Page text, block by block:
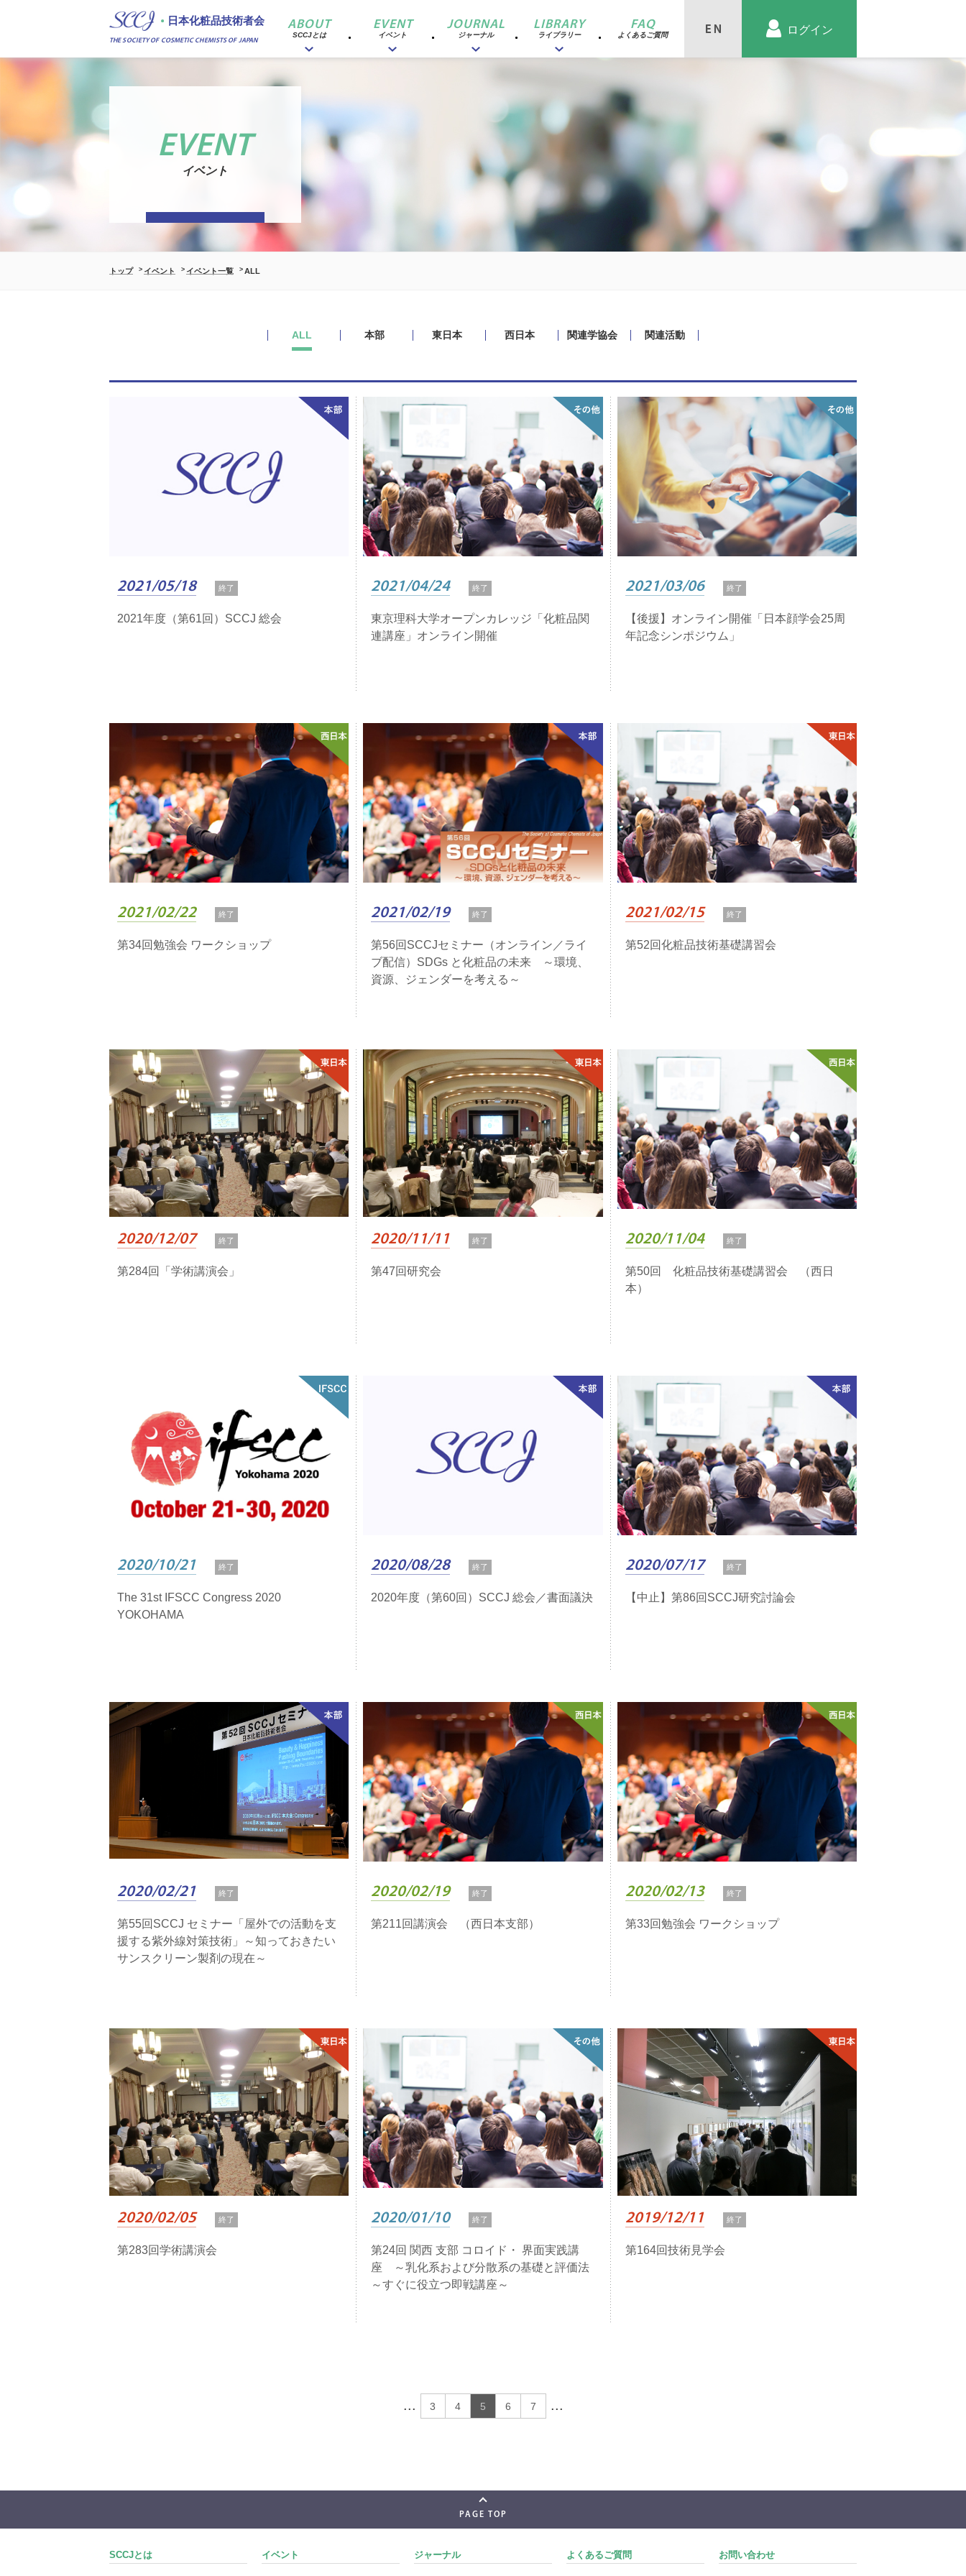
日本化粧品技術者会
THE SOCIETY OF COSMETIC CHEMISTS OF JAPAN
ログイン
ABOUT
SCCJとは
EVENT
イベント
JOURNAL
ジャーナル
LIBRARY
ライブラリー
FAQ
よくあるご質問
EVENT
イベント
トップ イベント イベント一覧 ALL
ALL 本部 東日本 西日本 関連学協会 関連活動
2021/05/18 終了
2021年度（第61回）SCCJ 総会
2021/04/24 終了
東京理科大学オープンカレッジ「化粧品関
連講座」オンライン開催
2021/03/06 終了
【後援】オンライン開催「日本顔学会25周
年記念シンポジウム」
2021/02/22 終了
第34回勉強会 ワークショップ
2021/02/19 終了
第56回SCCJセミナー（オンライン／ライ
ブ配信）SDGs と化粧品の未来 ～環境、
資源、ジェンダーを考える～
2021/02/15 終了
第52回化粧品技術基礎講習会
2020/12/07 終了
第284回「学術講演会」
2020/11/11 終了
第47回研究会
2020/11/04 終了
第50回 化粧品技術基礎講習会 （西日
本）
2020/10/21 終了
The 31st IFSCC Congress 2020
YOKOHAMA
2020/08/28 終了
2020年度（第60回）SCCJ 総会／書面議決
2020/07/17 終了
【中止】第86回SCCJ研究討論会
2020/02/21 終了
第55回SCCJ セミナー「屋外での活動を支
援する紫外線対策技術」～知っておきたい
サンスクリーン製剤の現在～
2020/02/19 終了
第211回講演会 （西日本支部）
2020/02/13 終了
第33回勉強会 ワークショップ
2020/02/05 終了
第283回学術講演会
2020/01/10 終了
第24回 関西 支部 コロイド・ 界面実践講
座 ～乳化系および分散系の基礎と評価法
～すぐに役立つ即戦講座～
2019/12/11 終了
第164回技術見学会
... 3 4 5 6 7 ...
PAGE TOP
SCCJとは イベント ジャーナル よくあるご質問 お問い合わせ